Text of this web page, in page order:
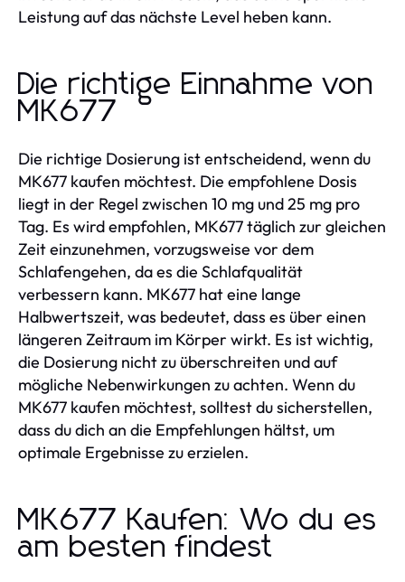
Leistung auf das nächste Level heben kann.
Die richtige Einnahme von
MK677
Die richtige Dosierung ist entscheidend, wenn du
MK677 kaufen möchtest. Die empfohlene Dosis
liegt in der Regel zwischen 10 mg und 25 mg pro
Tag. Es wird empfohlen, MK677 täglich zur gleichen
Zeit einzunehmen, vorzugsweise vor dem
Schlafengehen, da es die Schlafqualität
verbessern kann. MK677 hat eine lange
Halbwertszeit, was bedeutet, dass es über einen
längeren Zeitraum im Körper wirkt. Es ist wichtig,
die Dosierung nicht zu überschreiten und auf
mögliche Nebenwirkungen zu achten. Wenn du
MK677 kaufen möchtest, solltest du sicherstellen,
dass du dich an die Empfehlungen hältst, um
optimale Ergebnisse zu erzielen.
MK677 Kaufen: Wo du es
am besten findest